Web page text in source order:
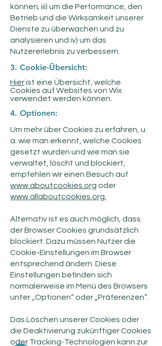
können; iii) um die Performance, den
Betrieb und die Wirksamkeit unserer
Dienste zu überwachen und zu
analysieren und iv) um das
Nutzererlebnis zu verbessern.
3. Cookie-Übersicht:
Hierist eine Übersicht, welche
Cookies auf Websites von Wix
verwendet werden können.
4. Optionen:
Um mehr über Cookies zu erfahren, u.
a. wie man erkennt, welche Cookies
gesetzt wurden und wie man sie
verwaltet, löscht und blockiert,
empfehlen wir einen Besuch auf
www.aboutcookies.org oder
www.allaboutcookies.org.
Alternativ ist es auch möglich, dass
der Browser Cookies grundsätzlich
blockiert. Dazu müssen Nutzer die
Cookie-Einstellungen im Browser
entsprechend ändern. Diese
Einstellungen befinden sich
normalerweise im Menü des Browsers
unter „Optionen“ oder „Präferenzen“.
Das Löschen unserer Cookies oder
die Deaktivierung zukünftiger Cookies
oder Tracking-Technologien kann zur